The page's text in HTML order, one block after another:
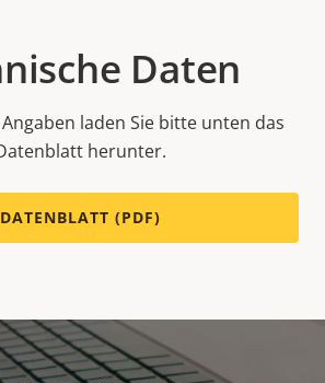
Daten
laden Sie bitte unten das
herunter.
DATENBLATT (PDF)